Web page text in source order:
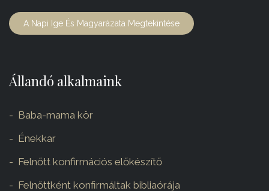
A Napi Ige És Magyarázata Megtekintése
Állandó alkalmaink
Baba-mama kör
Énekkar
Felnőtt konfirmációs előkészítő
Felnőttként konfirmáltak bibliaórája